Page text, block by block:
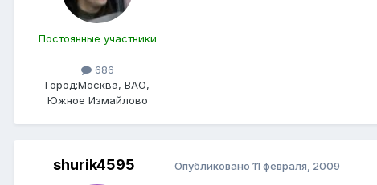
Постоянные участники
686
Город:Москва, ВАО,
Южное Измайлово
shurik4595 Опубликовано 11 февраля, 2009